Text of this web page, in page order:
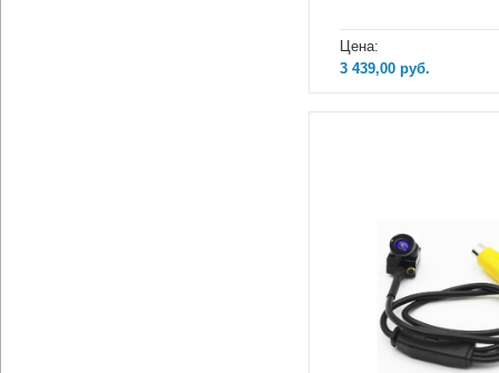
Цена:
3 439,00 руб.